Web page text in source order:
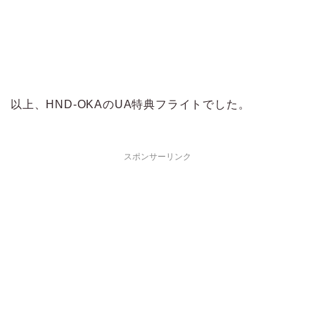
以上、HND-OKAのUA特典フライトでした。
スポンサーリンク